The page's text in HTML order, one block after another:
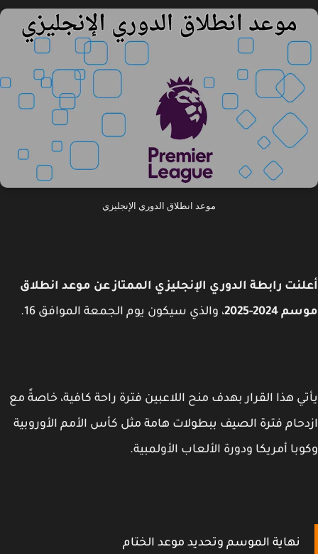
موعد انطلاق الدوري الإنجليزي
رابطة الدوري الإنجليزي الممتاز عن موعد انطلاق
2025
، والذي سيكون يوم الجمعة الموافق 16.
هذا القرار بهدف منح اللاعبين فترة راحة كافية، خاصةً مع
فترة الصيف ببطولات هامة مثل كأس الأمم الأوروبية
أمريكا ودورة الألعاب الأولمبية.
نهاية الموسم وتحديد موعد الختام